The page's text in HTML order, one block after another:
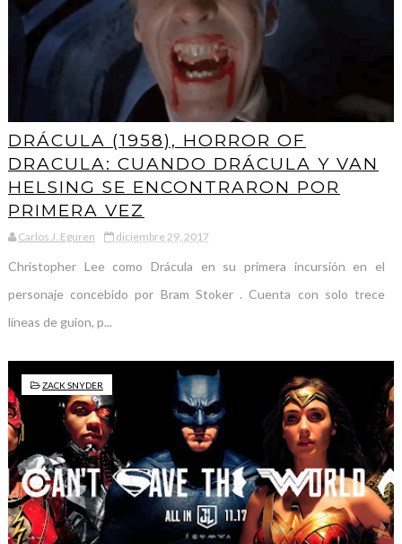
DRÁCULA (1958), HORROR OF
DRACULA: CUANDO DRÁCULA Y VAN
HELSING SE ENCONTRARON POR
PRIMERA VEZ
Carlos J. Eguren diciembre 29, 2017
Christopher Lee como Drácula en su primera incursión en el
personaje concebido por Bram Stoker . Cuenta con solo trece
líneas de guion, p...
ZACK SNYDER